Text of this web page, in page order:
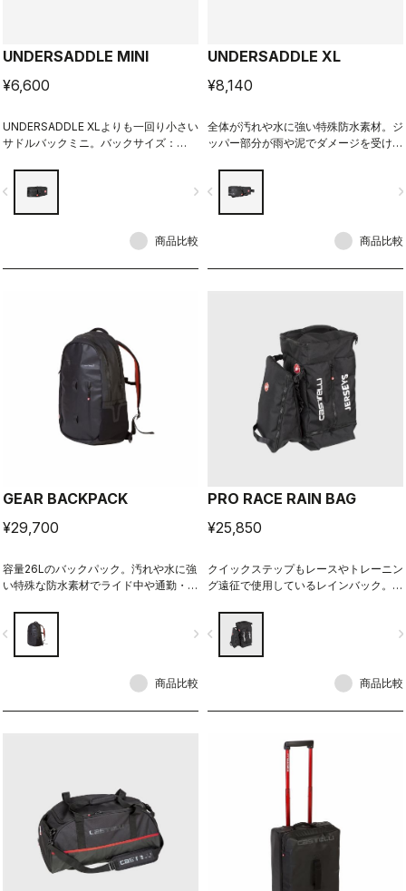
UNDERSADDLE MINI
¥6,600
UNDERSADDLE XLよりも一回り小さい
サドルバックミニ。バックサイズ：
navigate_next
商品比較
UNDERSADDLE XL
¥8,140
全体が汚れや水に強い特殊防水素材。ジ
ッパー部分が雨や泥でダメージを受けな
ク。サイズ：6cm × 15cm × 6cm
navigate_before
商品比較
GEAR BACKPACK
¥29,700
容量26Lのバックパック。汚れや水に強
い特殊な防水素材でライド中や通勤・通
分でとめられるウエストベルトも付いて
いる。
navigate_next
商品比較
PRO RACE RAIN BAG
¥25,850
クイックステップもレースやトレーニン
グ遠征で使用しているレインバック。バ
シューズバックサイズ：33cm × 24cm
× 16cm。
navigate_before
商品比較